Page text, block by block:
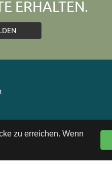
zu erreichen. Wenn
ERHALTEN.